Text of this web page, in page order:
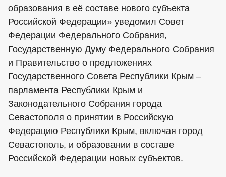
образования в её составе нового субъекта
Российской Федерации» уведомил Совет
Федерации Федерального Собрания,
Государственную Думу Федерального Собрания
и Правительство о предложениях
Государственного Совета Республики Крым –
парламента Республики Крым и
Законодательного Собрания города
Севастополя о принятии в Российскую
Федерацию Республики Крым, включая город
Севастополь, и образовании в составе
Российской Федерации новых субъектов.